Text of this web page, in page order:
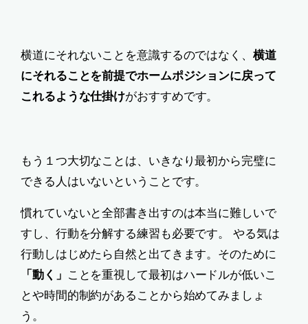
横道にそれないことを意識するのではなく、 横道
にそれることを前提でホームポジションに戻って
これるような仕掛けがおすすめです。
もう１つ大切なことは、いきなり最初から完璧に
できる人はいないということです。
慣れていないと全部書き出すのは本当に難しいで
すし、行動を分解する練習も必要です。 やる気は
行動しはじめたら自然と出てきます。そのために
「動く」 ことを重視して最初はハードルが低いこ
とや時間的制約があることから始めてみましょ
う。